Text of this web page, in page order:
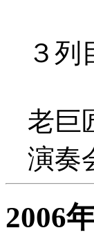
３
老巨
演奏
2006